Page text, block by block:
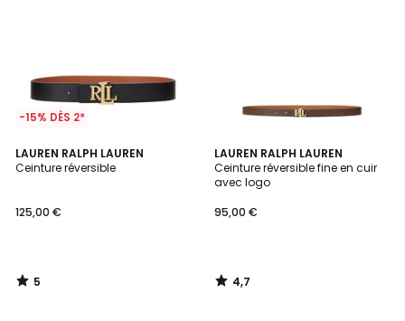
-15% DÈS 2*
LAUREN RALPH LAUREN
Ceinture réversible
125,00 €
5
/
5
/
LAUREN RALPH LAUREN
Ceinture réversible fine en cuir
avec logo
95,00 €
4,7
/ 5
4,7
/